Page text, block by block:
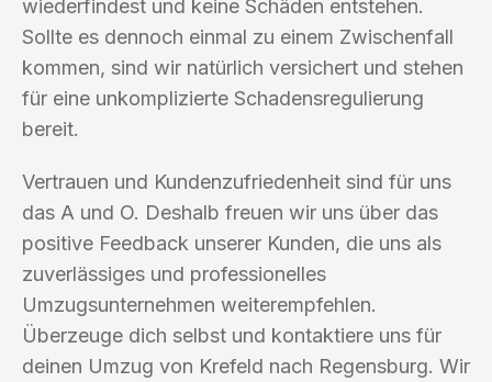
wiederfindest und keine Schäden entstehen.
Sollte es dennoch einmal zu einem Zwischenfall
kommen, sind wir natürlich versichert und stehen
für eine unkomplizierte Schadensregulierung
bereit.
Vertrauen und Kundenzufriedenheit sind für uns
das A und O. Deshalb freuen wir uns über das
positive Feedback unserer Kunden, die uns als
zuverlässiges und professionelles
Umzugsunternehmen weiterempfehlen.
Überzeuge dich selbst und kontaktiere uns für
deinen Umzug von Krefeld nach Regensburg. Wir